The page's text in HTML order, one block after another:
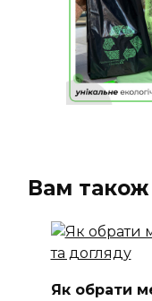
Вам
Як обрати